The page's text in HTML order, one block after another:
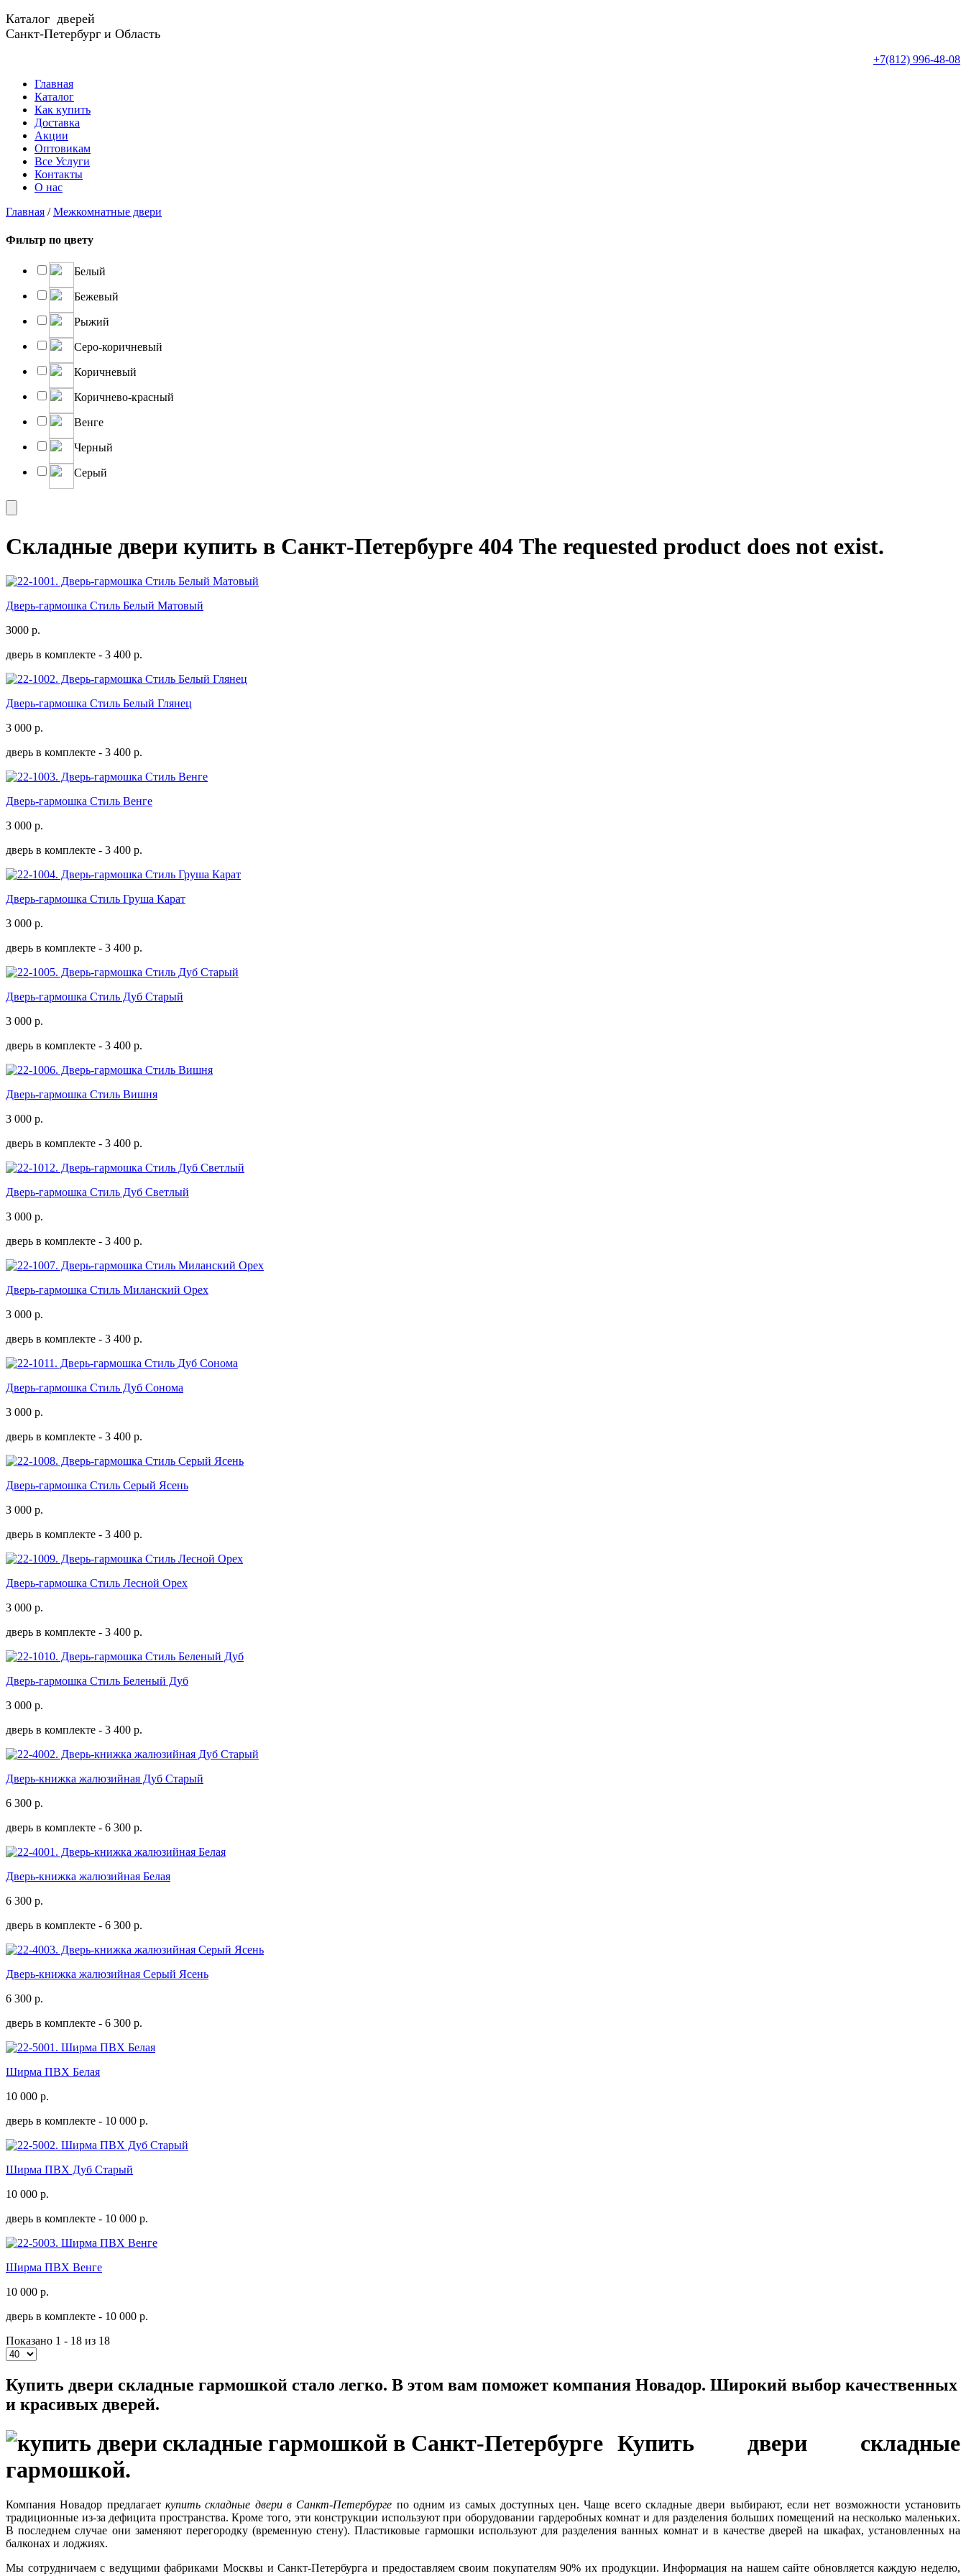
Каталог дверей
Санкт-Петербург и Область
+7(812) 996-48-08
Главная
Каталог
Как купить
Доставка
Акции
Оптовикам
Все Услуги
Контакты
О нас
Главная /Межкомнатные двери
Фильтр по цвету
Белый
Бежевый
Рыжий
Серо-коричневый
Коричневый
Коричнево-красный
Венге
Черный
Серый
Складные двери купить в Санкт-Петербурге 404 The requested product does not exist.
Дверь-гармошка Стиль Белый Матовый
3000 р.
дверь в комплекте - 3 400 р.
Дверь-гармошка Стиль Белый Глянец
3 000 р.
дверь в комплекте - 3 400 р.
Дверь-гармошка Стиль Венге
3 000 р.
дверь в комплекте - 3 400 р.
Дверь-гармошка Стиль Груша Карат
3 000 р.
дверь в комплекте - 3 400 р.
Дверь-гармошка Стиль Дуб Старый
3 000 р.
дверь в комплекте - 3 400 р.
Дверь-гармошка Стиль Вишня
3 000 р.
дверь в комплекте - 3 400 р.
Дверь-гармошка Стиль Дуб Светлый
3 000 р.
дверь в комплекте - 3 400 р.
Дверь-гармошка Стиль Миланский Орех
3 000 р.
дверь в комплекте - 3 400 р.
Дверь-гармошка Стиль Дуб Сонома
3 000 р.
дверь в комплекте - 3 400 р.
Дверь-гармошка Стиль Серый Ясень
3 000 р.
дверь в комплекте - 3 400 р.
Дверь-гармошка Стиль Лесной Орех
3 000 р.
дверь в комплекте - 3 400 р.
Дверь-гармошка Стиль Беленый Дуб
3 000 р.
дверь в комплекте - 3 400 р.
Дверь-книжка жалюзийная Дуб Старый
6 300 р.
дверь в комплекте - 6 300 р.
Дверь-книжка жалюзийная Белая
6 300 р.
дверь в комплекте - 6 300 р.
Дверь-книжка жалюзийная Серый Ясень
6 300 р.
дверь в комплекте - 6 300 р.
Ширма ПВХ Белая
10 000 р.
дверь в комплекте - 10 000 р.
Ширма ПВХ Дуб Старый
10 000 р.
дверь в комплекте - 10 000 р.
Ширма ПВХ Венге
10 000 р.
дверь в комплекте - 10 000 р.
Показано 1 - 18 из 18
Купить двери складные гармошкой стало легко. В этом вам поможет компания Новадор. Широкий выбор качественных
и красивых дверей.
Купить двери складные
гармошкой.
Компания Новадор предлагает купить складные двери в Санкт-Петербурге по одним из самых доступных цен. Чаще всего складные двери выбирают, если нет возможности установить
традиционные из-за дефицита пространства. Кроме того, эти конструкции используют при оборудовании гардеробных комнат и для разделения больших помещений на несколько маленьких.
В последнем случае они заменяют перегородку (временную стену). Пластиковые гармошки используют для разделения ванных комнат и в качестве дверей на шкафах, установленных на
балконах и лоджиях.
Мы сотрудничаем с ведущими фабриками Москвы и Санкт-Петербурга и предоставляем своим покупателям 90% их продукции. Информация на нашем сайте обновляется каждую неделю,